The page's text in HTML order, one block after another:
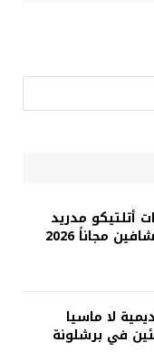
أتلتيكو مدريد
مجاناً 2026
لا ماسيا
في برشلونة